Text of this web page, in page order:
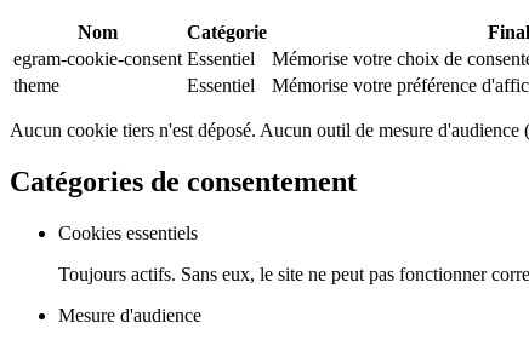
Nom Catégorie
egram-cookie-consent Essentiel Mémorise votre choix de
theme
Essentiel Mémorise votre préférence
Aucun cookie tiers n'est déposé. Aucun outil de mesure
Catégories de consentement
Cookies essentiels
Toujours actifs. Sans eux, le site ne peut pas fonctionner
Mesure d'audience